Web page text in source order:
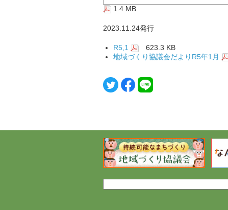
1.4 MB
2023.11.24発行
R5,1
623.3 KB
地域づくり協議会だよりR5年1月